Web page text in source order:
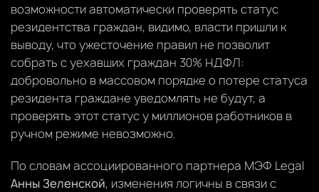
возможности автоматически проверять статус
резидентства граждан, видимо, власти пришли к
выводу, что ужесточение правил не позволит
собрать с уехавших граждан 30% НДФЛ:
добровольно в массовом порядке о потере статуса
резидента граждане уведомлять не будут, а
проверять этот статус у миллионов работников в
ручном режиме невозможно.
По словам ассоциированного партнера МЭФ Legal
Анны Зеленской, изменения логичны в связи с